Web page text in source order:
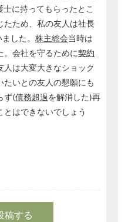
に持ってもらったとこ
たため、私の友人は社長
した。 株主総会当時は
。会社を守るために契約
は大変大きなショック
いとの友人の懇願にも
ず(債務超過を解消した)再
はできないでしょう
稿する